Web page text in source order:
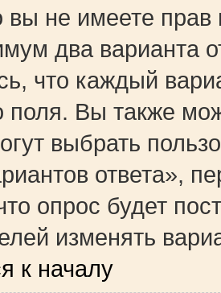
не имеете прав
два варианта
что каждый
поля. Вы также
выбрать
ответа»,
опрос будет
изменять
к началу